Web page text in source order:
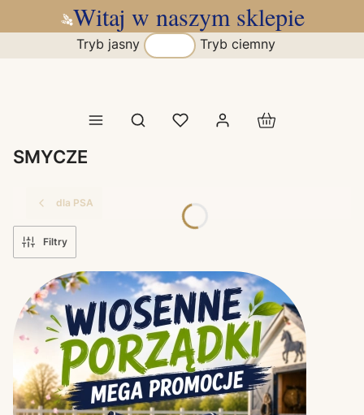
Witaj w naszym sklepie
Tryb jasny Tryb ciemny
Otwórz wyszukiwarkę Produkty w
SMYCZE
dla PSA
Filtry